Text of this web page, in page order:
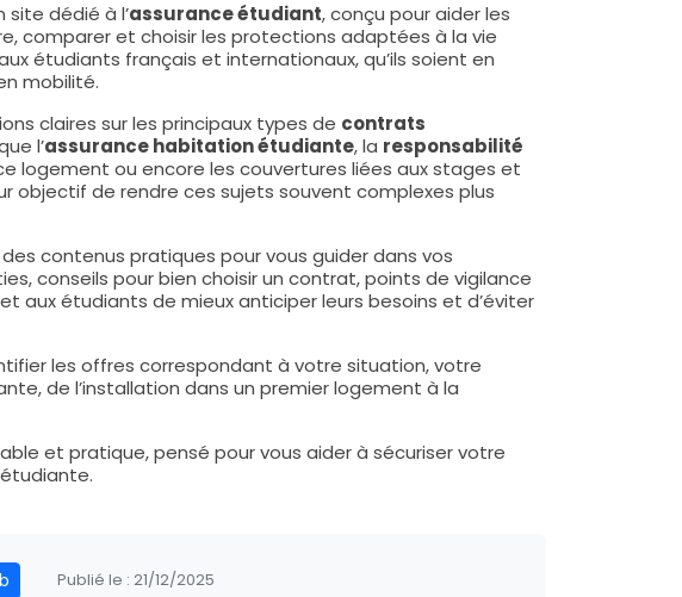
site dédié à l’assurance étudiant, conçu pour aider les
comparer et choisir les protections adaptées à la vie
étudiants français et internationaux, qu’ils soient en
mobilité.
claires sur les principaux types de contrats
l’assurance habitation étudiante, la responsabilité
logement ou encore les couvertures liées aux stages et
objectif de rendre ces sujets souvent complexes plus
contenus pratiques pour vous guider dans vos
conseils pour bien choisir un contrat, points de vigilance
étudiants de mieux anticiper leurs besoins et d’éviter
les offres correspondant à votre situation, votre
de l’installation dans un premier logement à la
et pratique, pensé pour vous aider à sécuriser votre
Publié le : 21/12/2025